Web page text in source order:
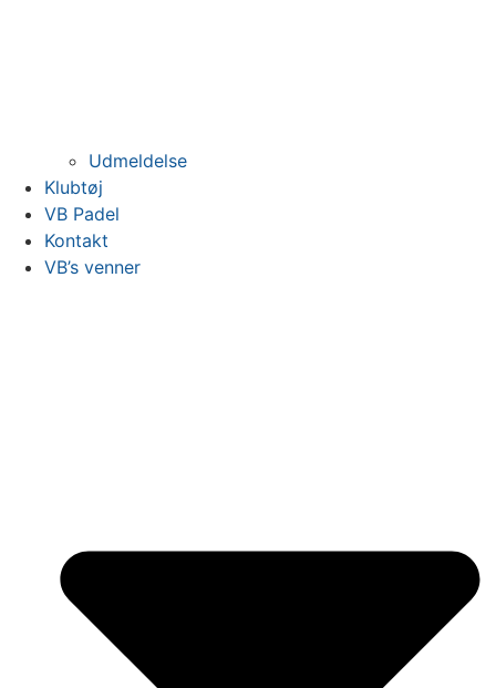
Udmeldelse
Klubtøj
VB Padel
Kontakt
VB’s venner